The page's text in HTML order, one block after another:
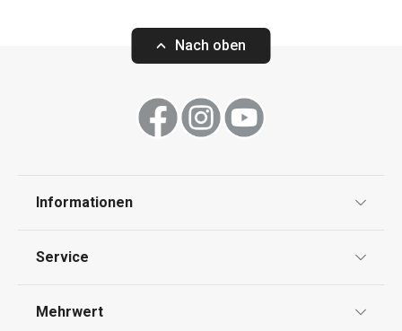
Nach oben
Informationen
Impressum
Service
Mehrwert